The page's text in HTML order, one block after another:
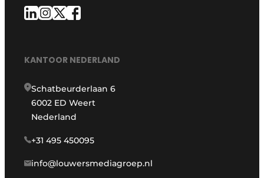
KANTOOR NEDERLAND
Schatbeurderlaan 6
6002 ED Weert
Nederland
+31 495 450095
info@louwersmediagroep.nl